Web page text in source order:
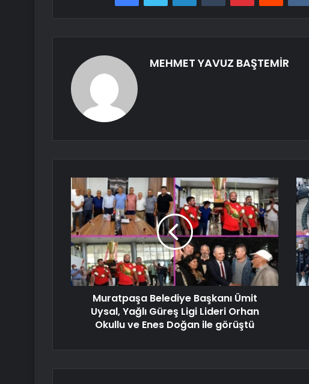
MEHMET YAVUZ BAŞTEMİR
Muratpaşa Belediye Başkanı Ümit
Uysal, Yağlı Güreş Ligi Lideri Orhan
Okullu ve Enes Doğan ile görüştü